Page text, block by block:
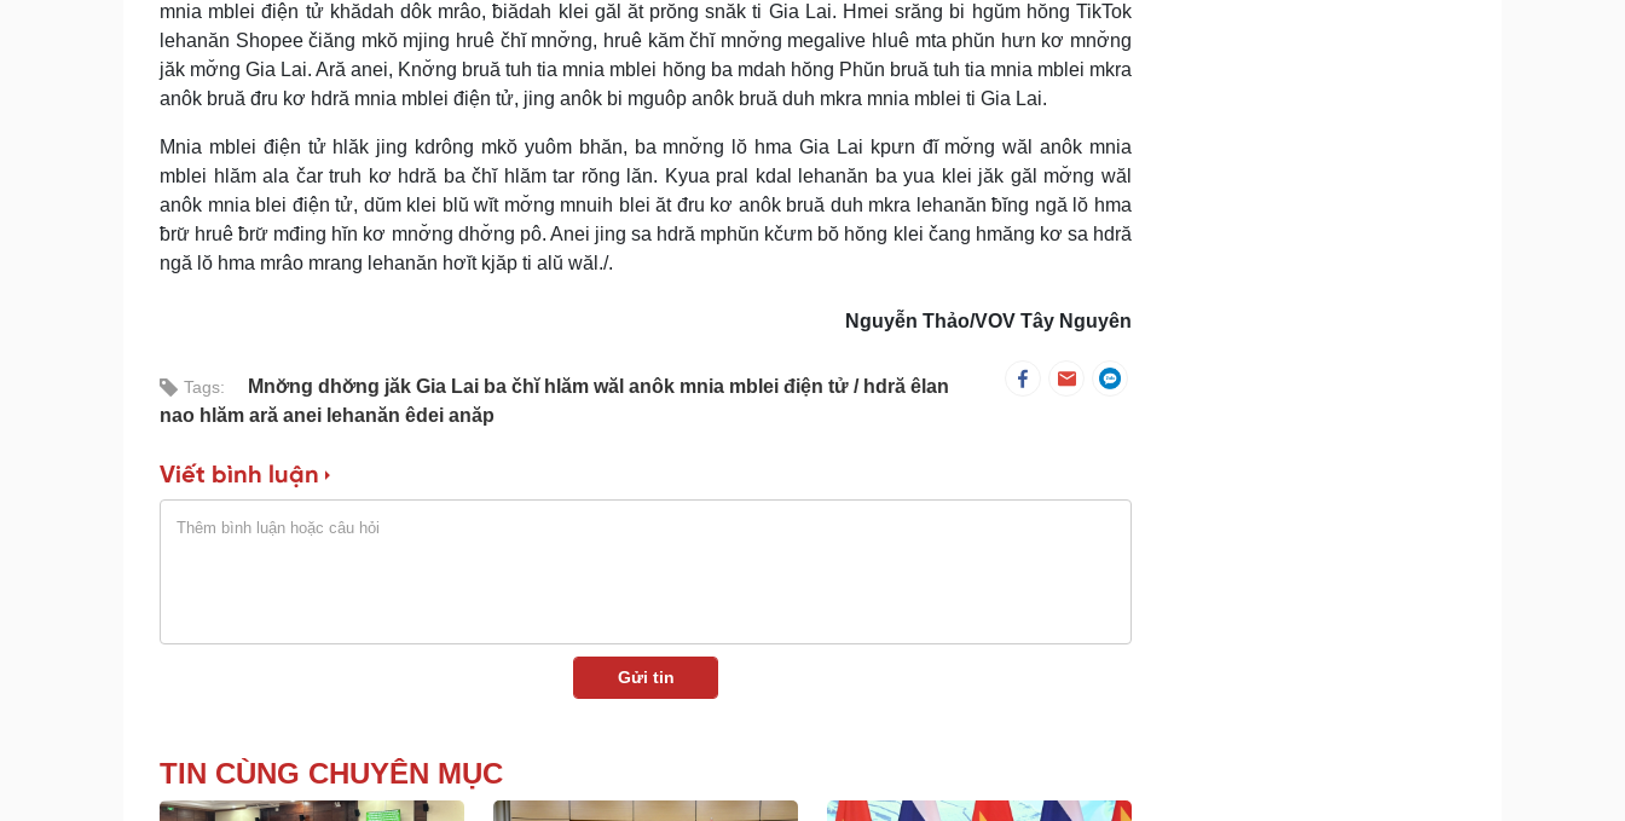
mnia mblei điện tử khădah dôk mrâo, ƀiădah klei găl ăt prŏng snăk ti Gia Lai. Hmei srăng bi hgŭm hŏng TikTok
lehanăn Shopee čiăng mkŏ mjing hruê čhĭ mnơ̆ng, hruê kăm čhĭ mnơ̆ng megalive hluê mta phŭn hưn kơ mnơ̆ng
jăk mơ̆ng Gia Lai. Ară anei, Knơ̆ng bruă tuh tia mnia mblei hŏng ba mdah hŏng Phŭn bruă tuh tia mnia mblei mkra
anôk bruă đru kơ hdră mnia mblei điện tử, jing anôk bi mguôp anôk bruă duh mkra mnia mblei ti Gia Lai.
Mnia mblei điện tử hlăk jing kdrông mkŏ yuôm bhăn, ba mnơ̆ng lŏ hma Gia Lai kpưn đĭ mơ̆ng wăl anôk mnia
mblei hlăm ala čar truh kơ hdră ba čhĭ hlăm tar rŏng lăn. Kyua pral kdal lehanăn ba yua klei jăk găl mơ̆ng wăl
anôk mnia blei điện tử, dŭm klei blŭ wĭt mơ̆ng mnuih blei ăt đru kơ anôk bruă duh mkra lehanăn ƀĭng ngă lŏ hma
ƀrư̆ hruê ƀrư̆ mđing hĭn kơ mnơ̆ng dhơ̆ng pô. Anei jing sa hdră mphŭn kčưm bŏ hŏng klei čang hmăng kơ sa hdră
ngă lŏ hma mrâo mrang lehanăn hơĭt kjăp ti alŭ wăl./.
Nguyễn Thảo/VOV Tây Nguyên
Tags: Mnơ̆ng dhơ̆ng jăk Gia Lai ba čhĭ hlăm wăl anôk mnia mblei điện tử
hdră êlan
nao hlăm ară anei lehanăn êdei anăp
Viết bình luận
TIN CÙNG CHUYÊN MỤC